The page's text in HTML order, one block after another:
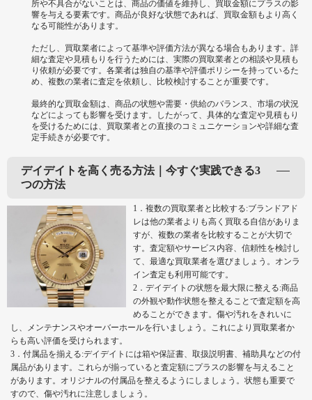
所や不具合がないことは、商品の価値を維持し、買取金額にプラスの影
響を与える要素です。商品が良好な状態であれば、買取金額もより高く
なる可能性があります。
ただし、買取業者によって基準や評価方法が異なる場合もあります。詳
細な査定や見積もりを行うためには、実際の買取業者との相談や見積も
り依頼が必要です。各業者は独自の基準や評価ポリシーを持っているた
め、複数の業者に査定を依頼し、比較検討することが重要です。
最終的な買取金額は、商品の状態や需要・供給のバランス、市場の状況
などによっても影響を受けます。したがって、具体的な査定や見積もり
を受けるためには、買取業者との直接のコミュニケーションや詳細な査
定手続きが必要です。
デイデイトを高く売る方法｜今すぐ実践できる3
つの方法
1．複数の買取業者と比較する:ブランドアド
レは他の業者よりも高く買取る自信がありま
すが、複数の業者を比較することが大切で
す。査定額やサービス内容、信頼性を検討し
て、最適な買取業者を選びましょう。オンラ
イン査定も利用可能です。
2．デイデイトの状態を最大限に整える:商品
の外観や動作状態を整えることで査定額を高
めることができます。傷や汚れをきれいに
し、メンテナンスやオーバーホールを行いましょう。これにより買取業者か
らも高い評価を受けられます。
3．付属品を揃える:デイデイトには箱や保証書、取扱説明書、補助具などの付
属品があります。これらが揃っていると査定額にプラスの影響を与えること
があります。オリジナルの付属品を整えるようにしましょう。状態も重要で
すので、傷や汚れに注意しましょう。